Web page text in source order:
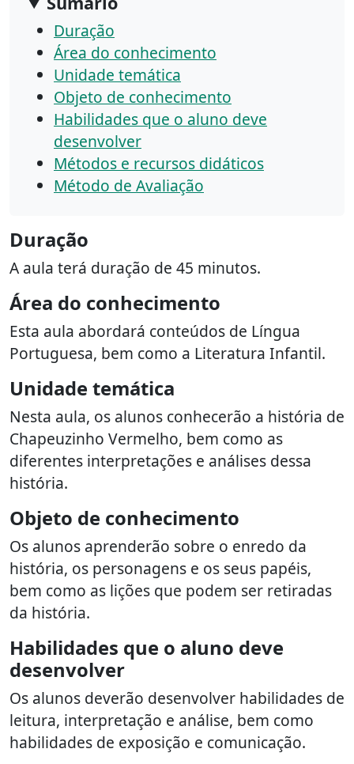
Duração
Área do conhecimento
Unidade temática
Objeto de conhecimento
Habilidades que o aluno deve
desenvolver
Métodos e recursos didáticos
Método de Avaliação
Duração
A aula terá duração de 45 minutos.
Área do conhecimento
Esta aula abordará conteúdos de Língua
Portuguesa, bem como a Literatura Infantil.
Unidade temática
Nesta aula, os alunos conhecerão a história de
Chapeuzinho Vermelho, bem como as
diferentes interpretações e análises dessa
história.
Objeto de conhecimento
Os alunos aprenderão sobre o enredo da
história, os personagens e os seus papéis,
bem como as lições que podem ser retiradas
da história.
Habilidades que o aluno deve
desenvolver
Os alunos deverão desenvolver habilidades de
leitura, interpretação e análise, bem como
habilidades de exposição e comunicação.